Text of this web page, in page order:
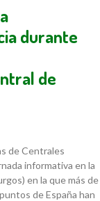
durante
de
de Centrales
informativa en la
en la que más de
de España han